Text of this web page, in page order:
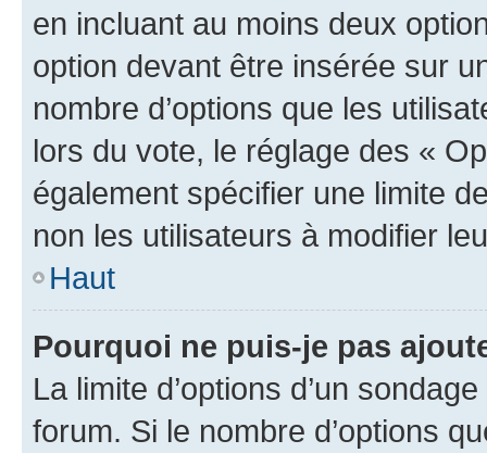
en incluant au moins deux
option devant être insérée sur
nombre d’options que les
lors du vote, le réglage des «
également spécifier une limite
non les utilisateurs à modifier
Haut
Pourquoi ne puis-je pas
La limite d’options d’un
forum. Si le nombre d’options